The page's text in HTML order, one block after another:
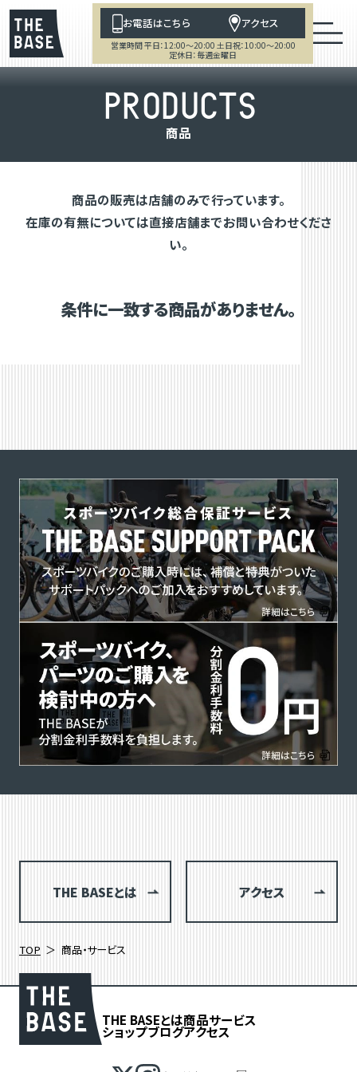
お電話はこちら アクセス
営業時間 平日：12:00～20:00 土日祝：10:00～20:00
定休日：毎週金曜日
PRODUCTS
商品
商品の販売は店舗のみで行っています。
在庫の有無については直接店舗までお問い合わせくださ
い。
条件に一致する商品がありません。
THE BASEとは アクセス
TOP 商品・サービス
THE BASEとは商品サービス
ショップブログアクセス